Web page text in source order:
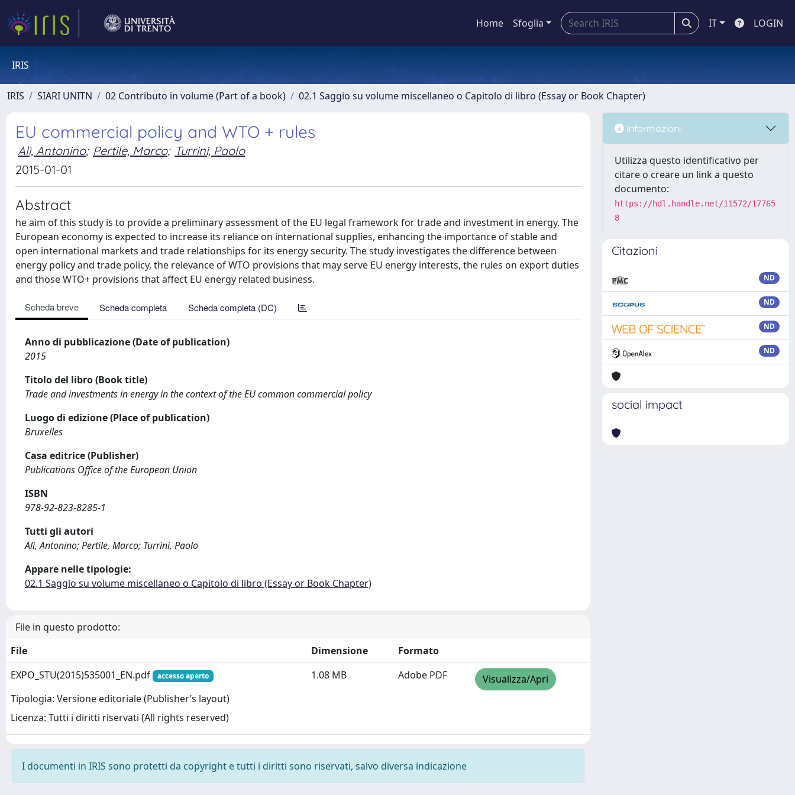
Home Sfoglia IT LOGIN
IRIS
IRIS SIARI UNITN 02 Contributo in volume (Part of a book) 02.1 Saggio su volume miscellaneo o Capitolo di libro (Essay or Book Chapter)
EU commercial policy and WTO + rules
Alì, Antonino; Pertile, Marco; Turrini, Paolo
2015-01-01
Abstract
he aim of this study is to provide a preliminary assessment of the EU legal framework for trade and investment in energy. The
European economy is expected to increase its reliance on international supplies, enhancing the importance of stable and
open international markets and trade relationships for its energy security. The study investigates the difference between
energy policy and trade policy, the relevance of WTO provisions that may serve EU energy interests, the rules on export duties
and those WTO+ provisions that affect EU energy related business.
Scheda breve Scheda completa Scheda completa (DC)
Anno di pubblicazione (Date of publication)
2015
Titolo del libro (Book title)
Trade and investments in energy in the context of the EU common commercial policy
Luogo di edizione (Place of publication)
Bruxelles
Casa editrice (Publisher)
Publications Office of the European Union
ISBN
978-92-823-8285-1
Tutti gli autori
Alì, Antonino; Pertile, Marco; Turrini, Paolo
Appare nelle tipologie:
02.1 Saggio su volume miscellaneo o Capitolo di libro (Essay or Book Chapter)
File in questo prodotto:
File
Dimensione
Formato
EXPO_STU(2015)535001_EN.pdf
accesso aperto
Tipologia: Versione editoriale (Publisher’s layout)
Licenza: Tutti i diritti riservati (All rights reserved)
1.08 MB Adobe PDF Visualizza/Apri
I documenti in IRIS sono protetti da copyright e tutti i diritti sono riservati, salvo diversa indicazione
Informazioni
Utilizza questo identificativo per
citare o creare un link a questo
documento:
https://hdl.handle.net/11572/17765
8
Citazioni
ND
ND
ND
ND
social impact